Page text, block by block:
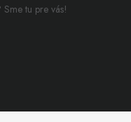
tu pre vás!